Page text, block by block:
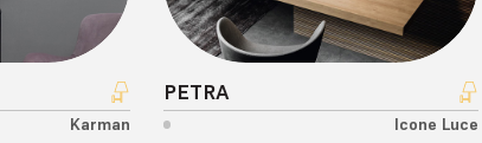
Karman
PETRA
Icone Luce